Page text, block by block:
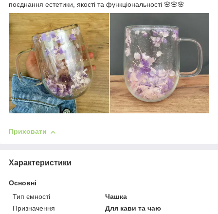
поєднання естетики, якості та функціональності 🌸🌸🌸
Приховати
Характеристики
Основні
Тип ємності
Чашка
Призначення
Для кави та чаю